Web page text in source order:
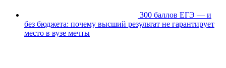
300 баллов ЕГЭ — и
без бюджета: почему высший результат не гарантирует
место в вузе мечты